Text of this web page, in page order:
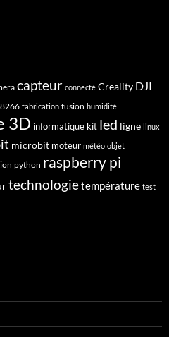
capteur connecté Creality DJI
fabrication fusion humidité
3D informatique kit led ligne linux
microbit moteur météo objet
python raspberry pi
technologietempérature test